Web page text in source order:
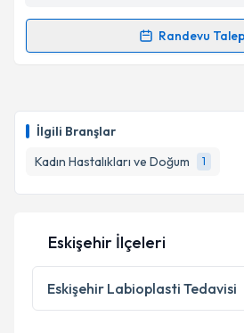
İlgili Branşlar
Kadın Hastalıkları ve Doğum
1
Takvim Talebini
Randevu
Randevu Takvimi Talebi
takvim hazırlandığında e-posta
Kişisel verilerimin
Metni
'ni okudum ve kişisel
kapsamda işlenmesini kabul
Eskişehir İlçeleri
Eskişehir Labioplasti Tedavisi